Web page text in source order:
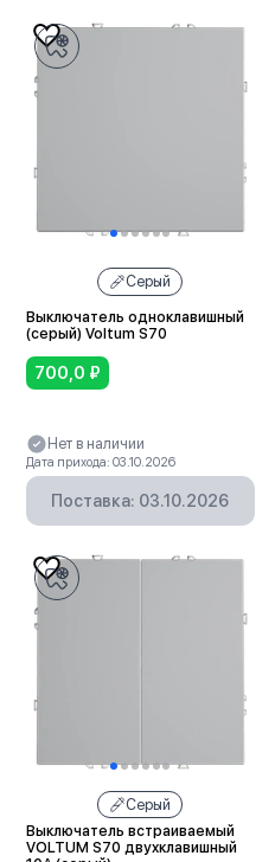
Серый
Выключатель одноклавишный
(серый) Voltum S70
700,0 ₽
Нет в наличии
Дата прихода: 03.10.2026
Поставка: 03.10.2026
Серый
Выключатель встраиваемый
VOLTUM S70 двухклавишный